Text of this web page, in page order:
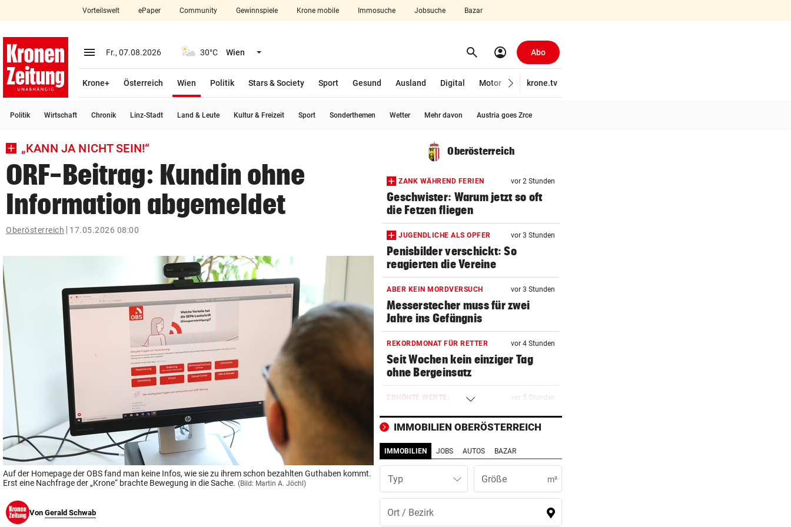
closeSchließen
account_circle Anmelden
arrow_right
bookmark
search
Suchbegriff
eingeben
© Krone Multimedia GmbH & Co KG 2026
Muthgasse 2, 1190 Wien
Vorteilswelt ePaper Community Gewinnspiele Krone mobile Immosuche Jobsuche Bazar
menu Menü aufklappen
Fr., 07.08.2026 30°C Wien Menü aufklappen search Suchen
account_circle Abo
Krone+ Österreich Wien
Politik
Stars & Society Sport Gesund Ausland Digital Motor Wirtschaft
krone.tv
Politik Wirtschaft Chronik Linz-Stadt Land & Leute Kultur & Freizeit Sport Sonderthemen Wetter Mehr davon Austria goes Zrce
„KANN JA NICHT SEIN!“
ORF-Beitrag: Kundin ohne
Information abgemeldet
Oberösterreich 17.05.2026 08:00
Auf der Homepage der OBS fand man keine Infos, wie sie zu ihrem schon bezahlten Guthaben kommt.
Erst eine Nachfrage der „Krone“ brachte Bewegung in die Sache. (Bild: Martin A. Jöchl)
Von Gerald Schwab
Oberösterreich
ZANK WÄHREND FERIEN vor 2 Stunden
Geschwister: Warum jetzt so oft
die Fetzen fliegen
JUGENDLICHE ALS OPFER vor 3 Stunden
Penisbilder verschickt: So
reagierten die Vereine
ABER KEIN MORDVERSUCH vor 3 Stunden
Messerstecher muss für zwei
Jahre ins Gefängnis
REKORDMONAT FÜR RETTER vor 4 Stunden
Seit Wochen kein einziger Tag
ohne Bergeinsatz
ERHÖHTE WERTE: vor 5 Stunden
Der nächste Badesee muss jetzt
geschlossen werden
OBERÖSTERREICH vor 6 Stunden
„Wer will mich?“: Diese Tiere
haben kein Zuhause
vor 7 Stunden
IMMOBILIEN OBERÖSTERREICH
IMMOBILIEN JOBS AUTOS BAZAR
Typ m²